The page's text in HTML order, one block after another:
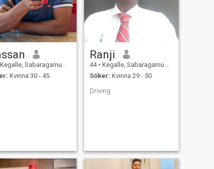
Kegalle, Sabaragamuwa, Sri Lanka
Kvinna 30 - 45
Ranji
44 • Kegalle, Sabaragamuwa, Sri Lanka
Söker: Kvinna 29 - 50
Driving